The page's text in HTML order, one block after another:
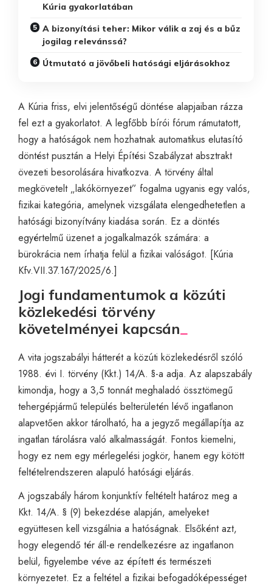
Kúria gyakorlatában
A bizonyítási teher: Mikor válik a zaj és a bűz
jogilag relevánssá?
Útmutató a jövőbeli hatósági eljárásokhoz
A Kúria friss, elvi jelentőségű döntése alapjaiban rázza
fel ezt a gyakorlatot. A legfőbb bírói fórum rámutatott,
hogy a hatóságok nem hozhatnak automatikus elutasító
döntést pusztán a Helyi Építési Szabályzat absztrakt
övezeti besorolására hivatkozva. A törvény által
megkövetelt „lakókörnyezet” fogalma ugyanis egy valós,
fizikai kategória, amelynek vizsgálata elengedhetetlen a
hatósági bizonyítvány kiadása során. Ez a döntés
egyértelmű üzenet a jogalkalmazók számára: a
bürokrácia nem írhatja felül a fizikai valóságot. [Kúria
Kfv.VII.37.167/2025/6.]
Jogi fundamentumok a közúti
közlekedési törvény
követelményei kapcsán
A vita jogszabályi hátterét a közúti közlekedésről szóló
1988. évi I. törvény (Kkt.) 14/A. §-a adja. Az alapszabály
kimondja, hogy a 3,5 tonnát meghaladó össztömegű
tehergépjármű település belterületén lévő ingatlanon
alapvetően akkor tárolható, ha a jegyző megállapítja az
ingatlan tárolásra való alkalmasságát. Fontos kiemelni,
hogy ez nem egy mérlegelési jogkör, hanem egy kötött
feltételrendszeren alapuló hatósági eljárás.
A jogszabály három konjunktív feltételt határoz meg a
Kkt. 14/A. § (9) bekezdése alapján, amelyeket
együttesen kell vizsgálnia a hatóságnak. Elsőként azt,
hogy elegendő tér áll-e rendelkezésre az ingatlanon
belül, figyelembe véve az épített és természeti
környezetet. Ez a feltétel a fizikai befogadóképességet